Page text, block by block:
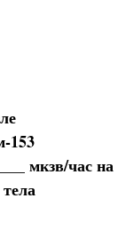
153
мкзв/час на